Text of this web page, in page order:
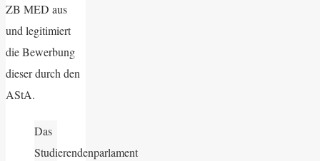
ZB MED aus
und legitimiert
die Bewerbung
dieser durch den
AStA.
Das
Studierendenparlament